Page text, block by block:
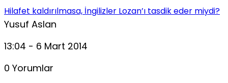
Hilafet kaldırılmasa, İngilizler Lozan’ı tasdik eder miydi?
Yusuf Aslan
13:04 - 6 Mart 2014
0 Yorumlar